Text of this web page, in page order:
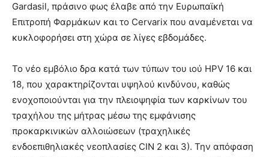
Gardasil, πράσινο φως έλαβε από την Ευρωπαϊκή
Επιτροπή Φαρμάκων και το Cervarix που αναμένεται να
κυκλοφορήσει στη χώρα σε λίγες εβδομάδες.
Το νέο εμβόλιο δρα κατά των τύπων του ιού HPV 16 και
18, που χαρακτηρίζονται υψηλού κινδύνου, καθώς
ενοχοποιούνται για την πλειοψηφία των καρκίνων του
τραχήλου της μήτρας μέσω της εμφάνισης
προκαρκινικών αλλοιώσεων (τραχηλικές
ενδοεπιθηλιακές νεοπλασίες CIN 2 και 3). Την απόφαση